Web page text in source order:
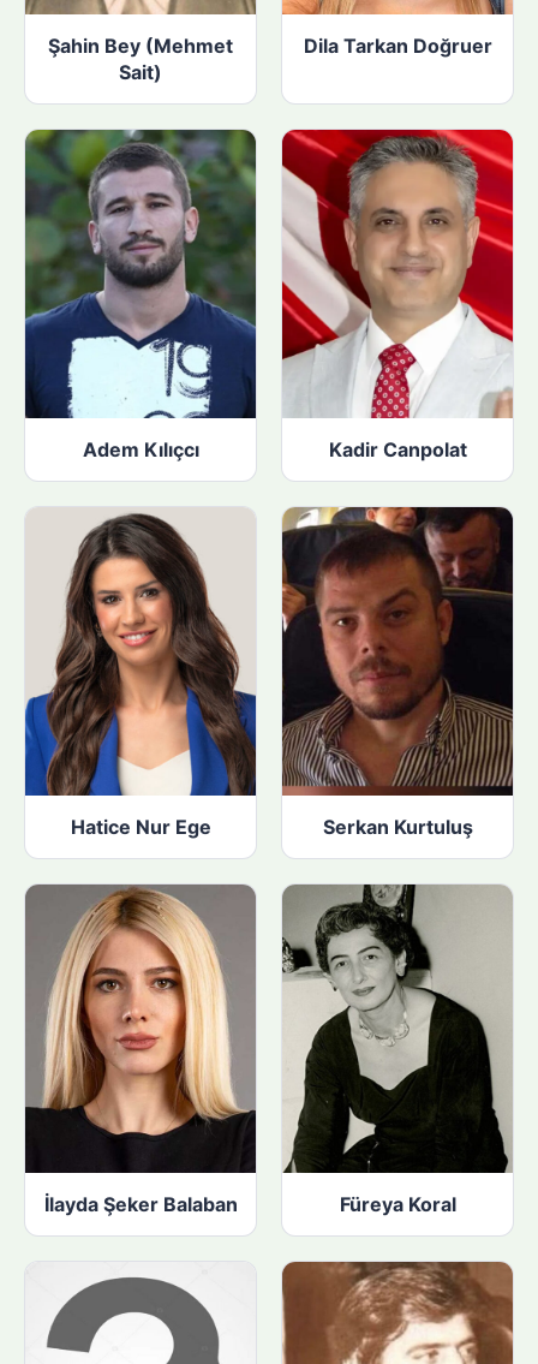
Şahin Bey (Mehmet
Sait)
Dila Tarkan Doğruer
Adem Kılıçcı Kadir Canpolat
Hatice Nur Ege Serkan Kurtuluş
İlayda Şeker Balaban Füreya Koral